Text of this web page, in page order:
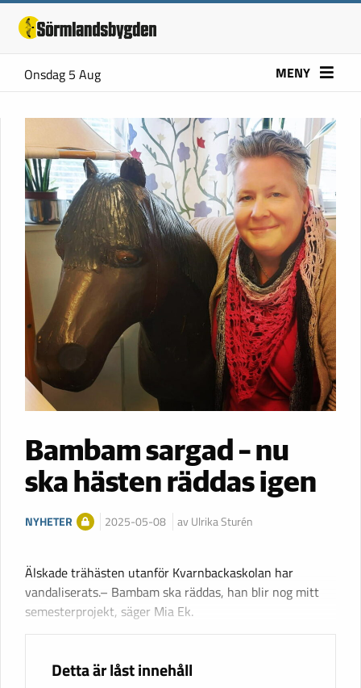
Onsdag 5 Aug MENY
Bambam sargad – nu
ska hästen räddas igen
NYHETER 2025-05-08 av Ulrika Sturén
Älskade trähästen utanför Kvarnbackaskolan har
vandaliserats.– Bambam ska räddas, han blir nog mitt
semesterprojekt, säger Mia Ek.
Detta är låst innehåll